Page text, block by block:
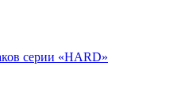
серии «HARD»